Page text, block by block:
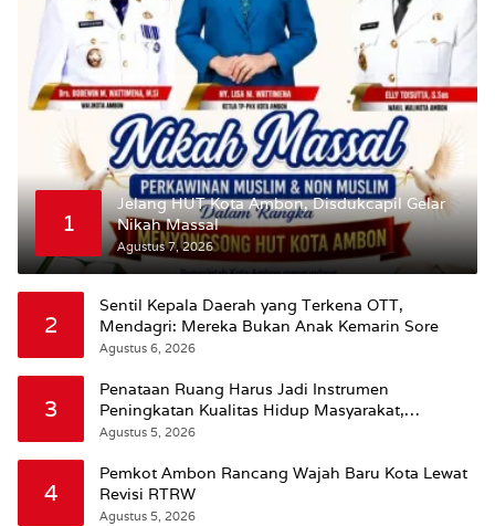
1
Jelang HUT Kota Ambon, Disdukcapil Gelar
Nikah Massal
Agustus 7, 2026
2
Sentil Kepala Daerah yang Terkena OTT,
Mendagri: Mereka Bukan Anak Kemarin Sore
Agustus 6, 2026
3
Penataan Ruang Harus Jadi Instrumen
Peningkatan Kualitas Hidup Masyarakat,
Wattimena: Revisi RT-RW Ditetapkan Pemkot
Agustus 5, 2026
4
Pemkot Ambon Rancang Wajah Baru Kota Lewat
Revisi RTRW
Agustus 5, 2026